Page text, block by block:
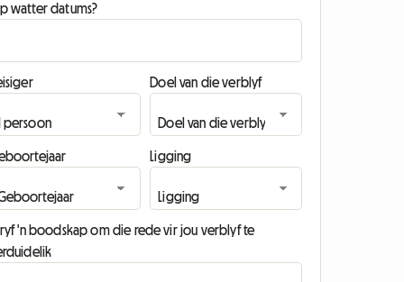
watter datums?
Doel van die verblyf
Ligging
'n boodskap om die rede vir jou verblyf te